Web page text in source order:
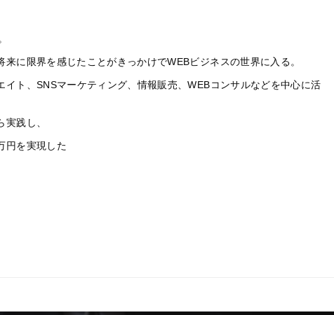
来に限界を感じたことがきっかけでWEBビジネスの世界に入る。
イト、SNSマーケティング、情報販売、WEBコンサルなどを中心に活
実践し、
円を実現した